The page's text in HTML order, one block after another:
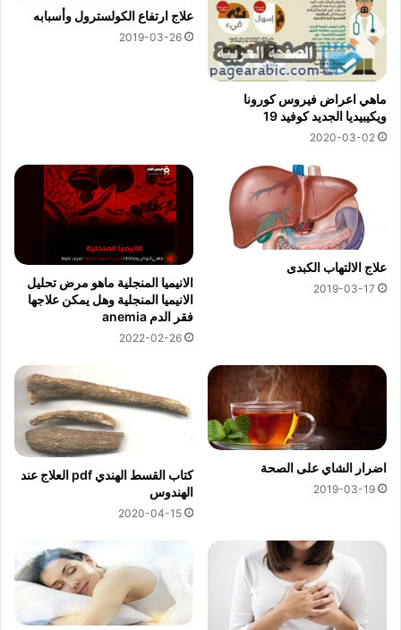
ماهي اعراض فيروس كورونا
ويكيبيديا الجديد كوفيد 19
2020-03-02
علاج ارتفاع الكولسترول وأسبابه
2019-03-26
علاج الالتهاب الكبدى
2019-03-17
الانيميا المنجلية ماهو مرض تحليل
الانيميا المنجلية وهل يمكن علاجها
فقر الدم anemia
2022-02-26
اضرار الشاي على الصحة
2019-03-19
كتاب القسط الهندي pdf العلاج عند
الهندوس
2020-04-15